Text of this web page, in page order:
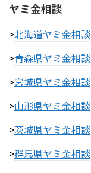
ヤミ金相談
>北海道ヤミ金相談
>青森県ヤミ金相談
>宮城県ヤミ金相談
>山形県ヤミ金相談
>茨城県ヤミ金相談
>群馬県ヤミ金相談